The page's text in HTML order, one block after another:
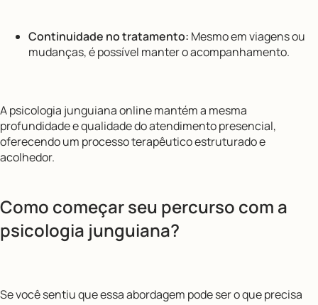
Continuidade no tratamento: Mesmo em viagens ou
mudanças, é possível manter o acompanhamento.
A psicologia junguiana online mantém a mesma
profundidade e qualidade do atendimento presencial,
oferecendo um processo terapêutico estruturado e
acolhedor.
Como começar seu percurso com a
psicologia junguiana?
Se você sentiu que essa abordagem pode ser o que precisa